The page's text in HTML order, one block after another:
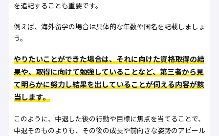
を追記することも重要です。
例えば、海外留学の場合は具体的な年数や国名を記載しましょ
う。
やりたいことができた場合は、それに向けた資格取得の結
果や、取得に向けて勉強していることなど、第三者から見
て明らかに努力し結果を出していることが伺える内容が該
当します。
このように、中退した後の行動や目標に焦点を当てることで、
中退そのものよりも、その後の成長や前向きな姿勢のアピール